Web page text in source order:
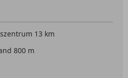
13 km
800 m